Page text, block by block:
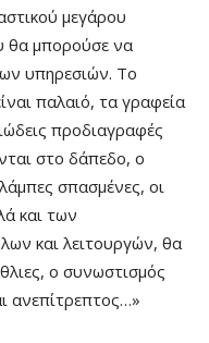
μεγάρου
θα μπορούσε να
υπηρεσιών. Το
παλαιό, τα γραφεία
προδιαγραφές
στο δάπεδο, ο
σπασμένες, οι
και των
και λειτουργών, θα
ο συνωστισμός
ανεπίτρεπτος…»